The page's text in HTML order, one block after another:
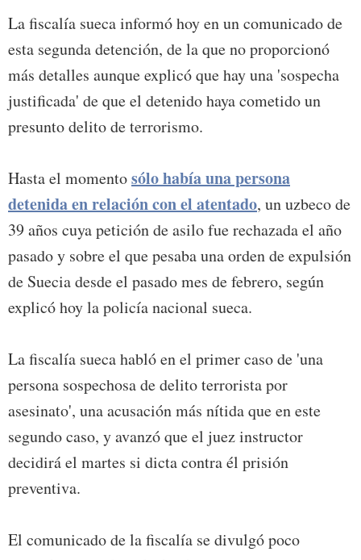
La fiscalía sueca informó hoy en un comunicado de
esta segunda detención, de la que no proporcionó
más detalles aunque explicó que hay una 'sospecha
justificada' de que el detenido haya cometido un
presunto delito de terrorismo.
Hasta el momentosólo había una persona
detenida en relación con el atentado, un uzbeco de
39 años cuya petición de asilo fue rechazada el año
pasado y sobre el que pesaba una orden de expulsión
de Suecia desde el pasado mes de febrero, según
explicó hoy la policía nacional sueca.
La fiscalía sueca habló en el primer caso de 'una
persona sospechosa de delito terrorista por
asesinato', una acusación más nítida que en este
segundo caso, y avanzó que el juez instructor
decidirá el martes si dicta contra él prisión
preventiva.
El comunicado de la fiscalía se divulgó poco